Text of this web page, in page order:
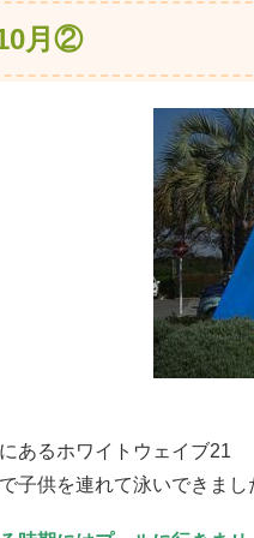
月②
あるホワイトウェイブ21
子供を連れて泳いできまし